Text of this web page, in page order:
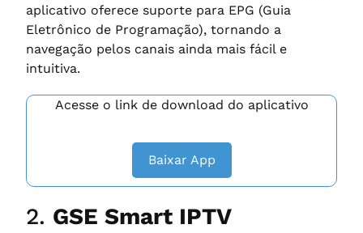
aplicativo oferece suporte para EPG (Guia
Eletrônico de Programação), tornando a
navegação pelos canais ainda mais fácil e
intuitiva.
Acesse o link de download do aplicativo
Baixar App
2. GSE Smart IPTV